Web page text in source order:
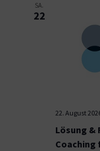
SA.
22
22. August
Lösung &
Coaching